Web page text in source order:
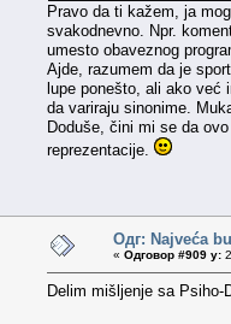
Pravo da ti kažem, ja
svakodnevno. Npr.
umesto obaveznog
Ajde, razumem da je
lupe ponešto, ali ako već
da variraju sinonime.
Doduše, čini mi se da
reprezentacije.
Одг: Najveća
« Одговор #909 у:
Delim mišljenje sa Psiho-